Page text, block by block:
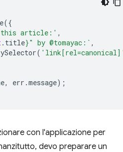
({
this article:' ,
. title}" by @tomayac:` ,
(
, err .message);
con l'applicazione per
devo preparare un